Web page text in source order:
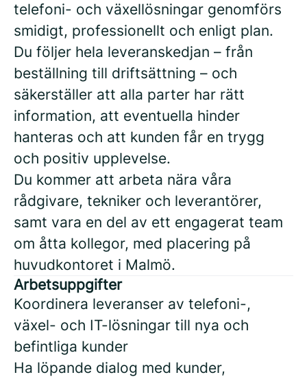
telefoni- och växellösningar genomförs
smidigt, professionellt och enligt plan.
Du följer hela leveranskedjan – från
beställning till driftsättning – och
säkerställer att alla parter har rätt
information, att eventuella hinder
hanteras och att kunden får en trygg
och positiv upplevelse.
Du kommer att arbeta nära våra
rådgivare, tekniker och leverantörer,
samt vara en del av ett engagerat team
om åtta kollegor, med placering på
huvudkontoret i Malmö.
Arbetsuppgifter
Koordinera leveranser av telefoni-,
växel- och IT-lösningar till nya och
befintliga kunder
Ha löpande dialog med kunder,